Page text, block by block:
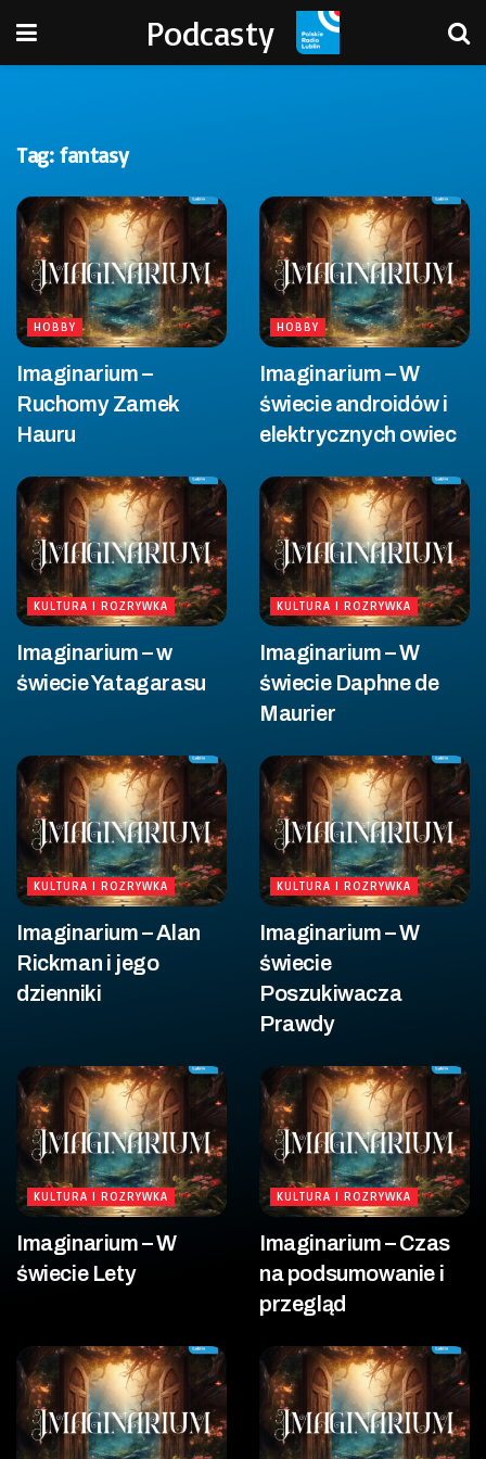
Podcasty
Tag: fantasy
HOBBY
Imaginarium –
Ruchomy Zamek
Hauru
HOBBY
Imaginarium – W
świecie androidów i
elektrycznych owiec
KULTURA I ROZRYWKA
Imaginarium – w
świecie Yatagarasu
KULTURA I ROZRYWKA
Imaginarium – W
świecie Daphne de
Maurier
KULTURA I ROZRYWKA
Imaginarium – Alan
Rickman i jego
dzienniki
KULTURA I ROZRYWKA
Imaginarium – W
świecie
Poszukiwacza
Prawdy
KULTURA I ROZRYWKA
Imaginarium – W
świecie Lety
KULTURA I ROZRYWKA
Imaginarium – Czas
na podsumowanie i
przegląd